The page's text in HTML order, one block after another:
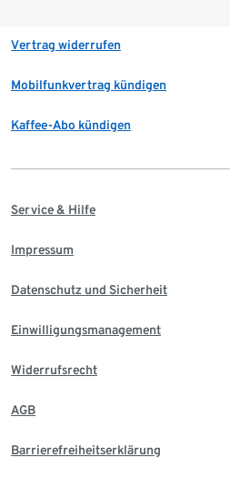
Vertrag widerrufen
Mobilfunkvertrag kündigen
Kaffee-Abo kündigen
Service & Hilfe
Impressum
Datenschutz und Sicherheit
Einwilligungsmanagement
Widerrufsrecht
AGB
Barrierefreiheitserklärung